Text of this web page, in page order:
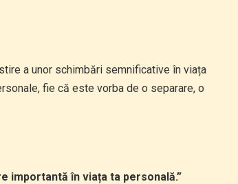
a unor schimbări semnificative în viața
fie că este vorba de o separare, o
importantă în viața ta personală.”